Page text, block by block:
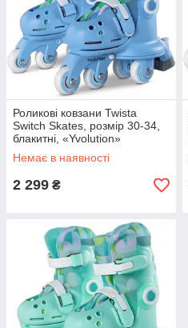
Роликові ковзани Twista
Switch Skates, розмір 30-34,
блакитні, «Yvolution»
(YC01B4)
Немає в наявності
2 299 ₴